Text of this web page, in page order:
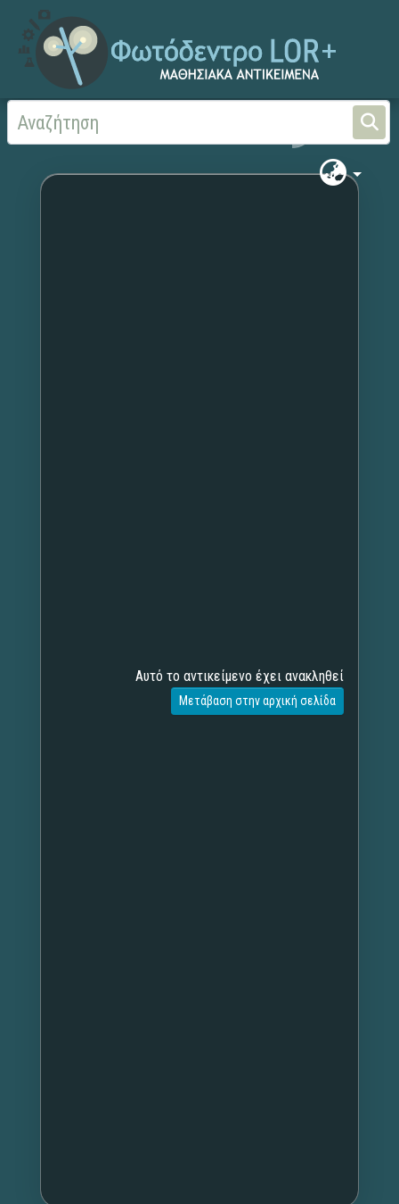
Αρχική Χωρίς τίτλο
Αυτό το αντικείμενο έχει ανακληθεί
Μετάβαση στην αρχική σελίδα